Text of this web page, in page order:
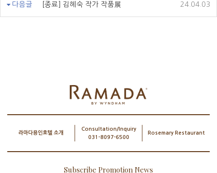
다음글
[종료] 김혜숙 작가 작품展 24.04.03
라마다용인호텔 소개
Consultation/Inquiry
031-8097-6500
Rosemary Restaurant
Subscribe Promotion News